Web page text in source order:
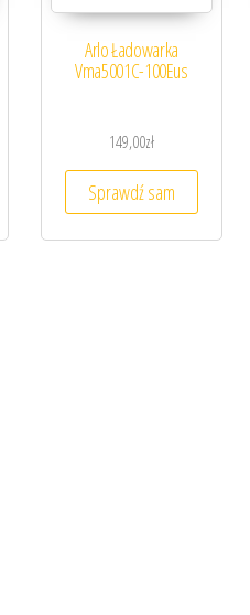
Arlo Ładowarka
Vma5001C-100Eus
149,00zł
Sprawdź sam